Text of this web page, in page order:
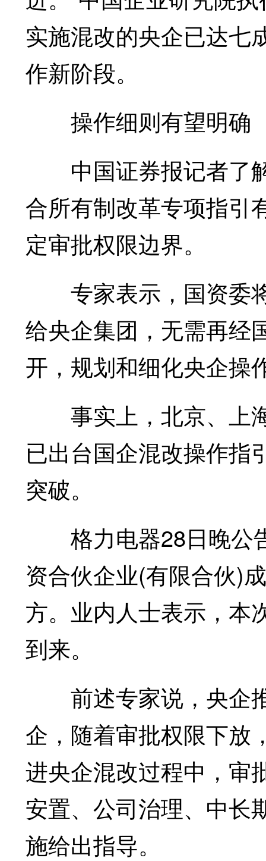
实施混改的央企已达七
作新阶段。
操作细则有望明确
中国证券报记者了
合所有制改革专项指引
定审批权限边界。
专家表示，国资委
给央企集团，无需再经
开，规划和细化央企操
事实上，北京、上
已出台国企混改操作指
突破。
格力电器28日晚公
资合伙企业(有限合伙)
方。业内人士表示，本
到来。
前述专家说，央企
企，随着审批权限下放
进央企混改过程中，审
安置、公司治理、中长
施给出指导。